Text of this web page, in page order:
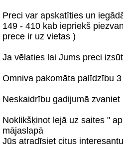
Preci var apskatīties un
149 - 410 kab iepriekš
prece ir uz vietas )
Ja vēlaties lai Jums preci
Omniva pakomāta palīdzību
Neskaidrību gadijumā
Noklikšķinot lejā uz saites "
mājaslapā
Jūs atradīsiet citus